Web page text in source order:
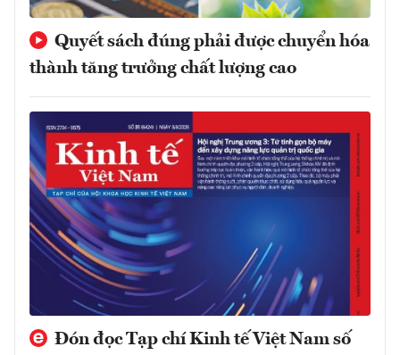
Quyết sách đúng phải được chuyển hóa
thành tăng trưởng chất lượng cao
Đón đọc Tạp chí Kinh tế Việt Nam số